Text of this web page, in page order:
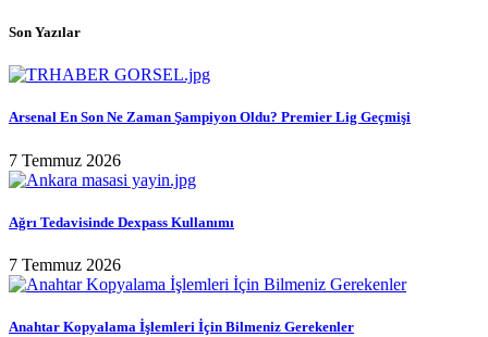
Son Yazılar
Arsenal En Son Ne Zaman Şampiyon Oldu? Premier Lig Geçmişi
7 Temmuz 2026
Ağrı Tedavisinde Dexpass Kullanımı
7 Temmuz 2026
Anahtar Kopyalama İşlemleri İçin Bilmeniz Gerekenler